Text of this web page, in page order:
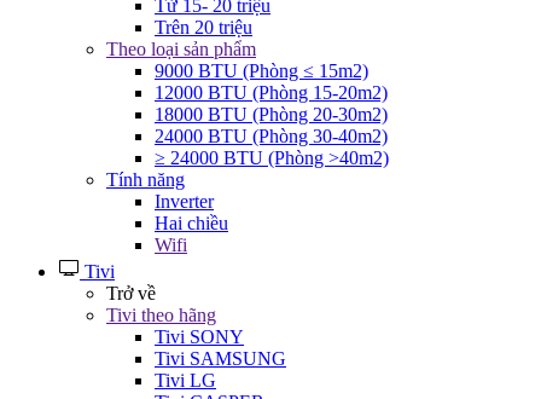
Từ 15- 20 triệu
Trên 20 triệu
Theo loại sản phẩm
9000 BTU (Phòng ≤ 15m2)
12000 BTU (Phòng 15-20m2)
18000 BTU (Phòng 20-30m2)
24000 BTU (Phòng 30-40m2)
≥ 24000 BTU (Phòng >40m2)
Tính năng
Inverter
Hai chiều
Wifi
Tivi
Trở về
Tivi theo hãng
Tivi SONY
Tivi SAMSUNG
Tivi LG